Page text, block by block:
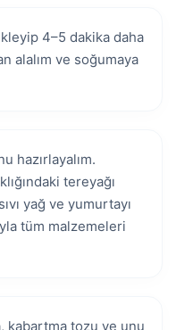
4–5 dakika daha
alalım ve soğumaya
hazırlayalım.
tereyağı
yağ ve yumurtayı
tüm malzemeleri
kabartma tozu ve unu